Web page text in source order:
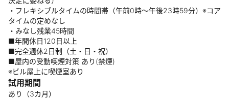
・フレキシブルタイムの時間帯（午前0時～午後23時59分）※コア
タイムの定めなし
・みなし残業45時間
■年間休日120日以上
■完全週休2日制（土・日・祝）
■屋内の受動喫煙対策 あり(禁煙)
※ビル屋上に喫煙室あり
試用期間
あり（3カ⽉）